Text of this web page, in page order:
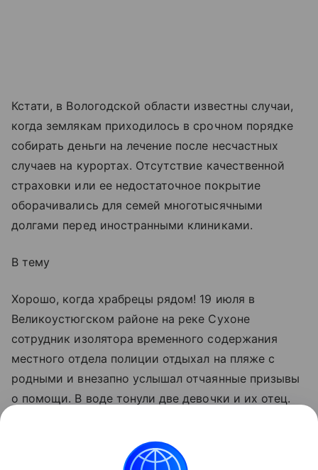
Кстати, в Вологодской области известны случаи,
когда землякам приходилось в срочном порядке
собирать деньги на лечение после несчастных
случаев на курортах. Отсутствие качественной
страховки или ее недостаточное покрытие
оборачивались для семей многотысячными
долгами перед иностранными клиниками.
В тему
Хорошо, когда храбрецы рядом! 19 июля в
Великоустюгском районе на реке Сухоне
сотрудник изолятора временного содержания
местного отдела полиции отдыхал на пляже с
родными и внезапно услышал отчаянные призывы
о помощи. В воде тонули две девочки и их отец.
отдыхающими вытащил сначала одного ребенка -
второй смог выбраться самостоятельно. Затем